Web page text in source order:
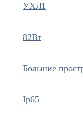
УХЛ1
82Вт
Большие
Ip65